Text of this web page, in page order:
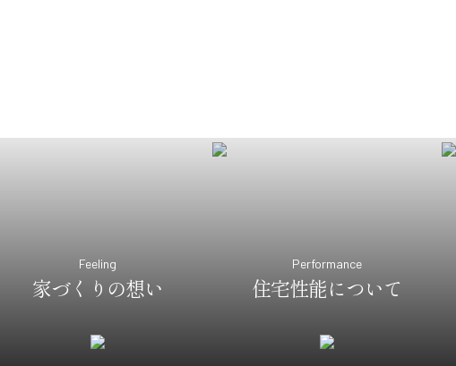
Feeling
家づくりの想い
Performance
住宅性能について